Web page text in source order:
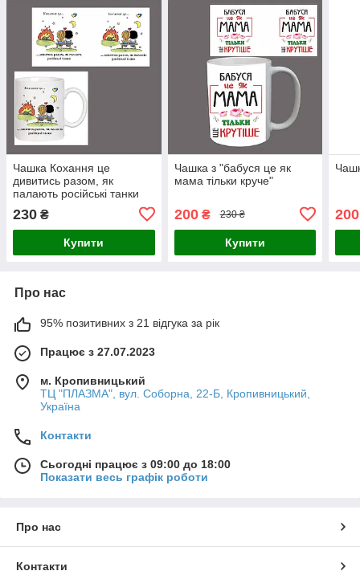
Чашка Кохання це
дивитись разом, як
палають російські танки
230 ₴
Купити
Чашка з "бабуся це як
мама тільки круче"
200₴ 230 ₴
Купити
200
Про нас
95% позитивних з 21 відгука за рік
Працює з 27.07.2023
м. Кропивницький
ТЦ "ПЛАЗМА", вул. Соборна, 22-Б, Кропивницький,
Україна
Контакти
Сьогодні працює з 09:00 до 18:00
Показати весь графік роботи
Про нас
Контакти